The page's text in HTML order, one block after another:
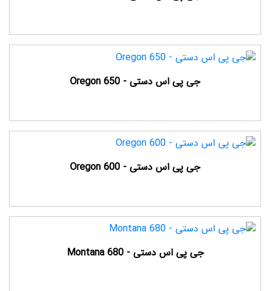
جی پی اس دستی - Oregon 650
جی پی اس دستی - Oregon 600
جی پی اس دستی - Montana 680